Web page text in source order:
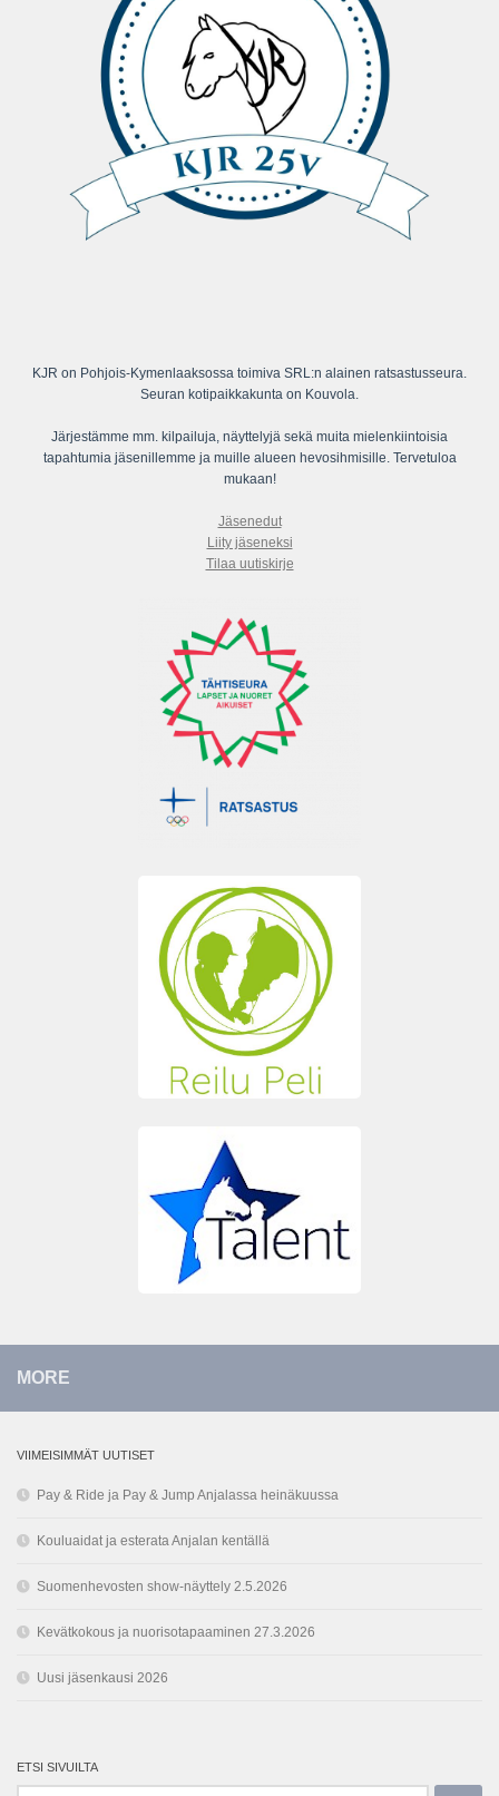
KJR on Pohjois-Kymenlaaksossa toimiva SRL:n alainen ratsastusseura.
Seuran kotipaikkakunta on Kouvola.
Järjestämme mm. kilpailuja, näyttelyjä sekä muita mielenkiintoisia
tapahtumia jäsenillemme ja muille alueen hevosihmisille. Tervetuloa
mukaan!
Jäsenedut
Liity jäseneksi
Tilaa uutiskirje
MORE
VIIMEISIMMÄT UUTISET
Pay & Ride ja Pay & Jump Anjalassa heinäkuussa
Kouluaidat ja esterata Anjalan kentällä
Suomenhevosten show-näyttely 2.5.2026
Kevätkokous ja nuorisotapaaminen 27.3.2026
Uusi jäsenkausi 2026
ETSI SIVUILTA